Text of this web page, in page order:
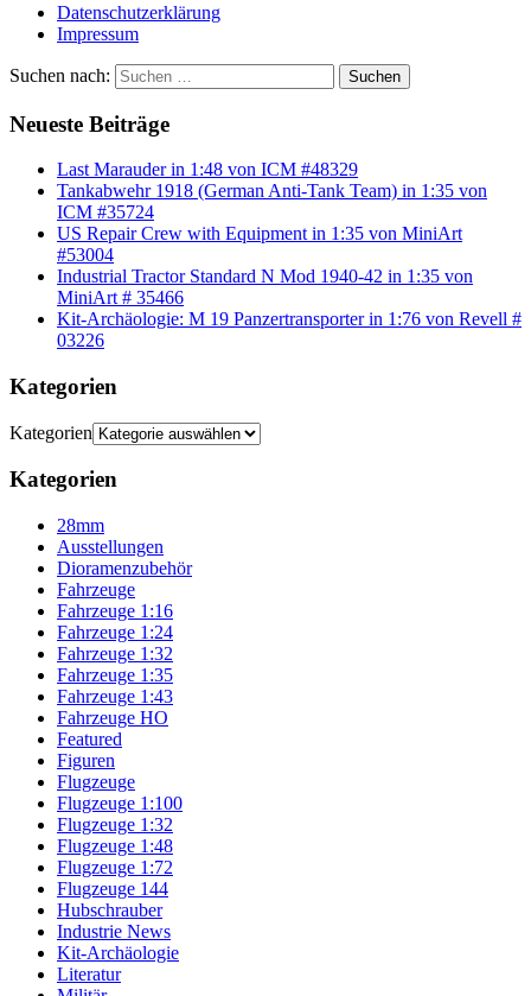
Datenschutzerklärung
Impressum
Suchen nach: Suchen
Neueste Beiträge
Last Marauder in 1:48 von ICM #48329
Tankabwehr 1918 (German Anti-Tank Team) in 1:35 von
ICM #35724
US Repair Crew with Equipment in 1:35 von MiniArt
#53004
Industrial Tractor Standard N Mod 1940-42 in 1:35 von
MiniArt # 35466
Kit-Archäologie: M 19 Panzertransporter in 1:76 von Revell #
03226
Kategorien
Kategorien
Kategorien
28mm
Ausstellungen
Dioramenzubehör
Fahrzeuge
Fahrzeuge 1:16
Fahrzeuge 1:24
Fahrzeuge 1:32
Fahrzeuge 1:35
Fahrzeuge 1:43
Fahrzeuge HO
Featured
Figuren
Flugzeuge
Flugzeuge 1:100
Flugzeuge 1:32
Flugzeuge 1:48
Flugzeuge 1:72
Flugzeuge 144
Hubschrauber
Industrie News
Kit-Archäologie
Literatur